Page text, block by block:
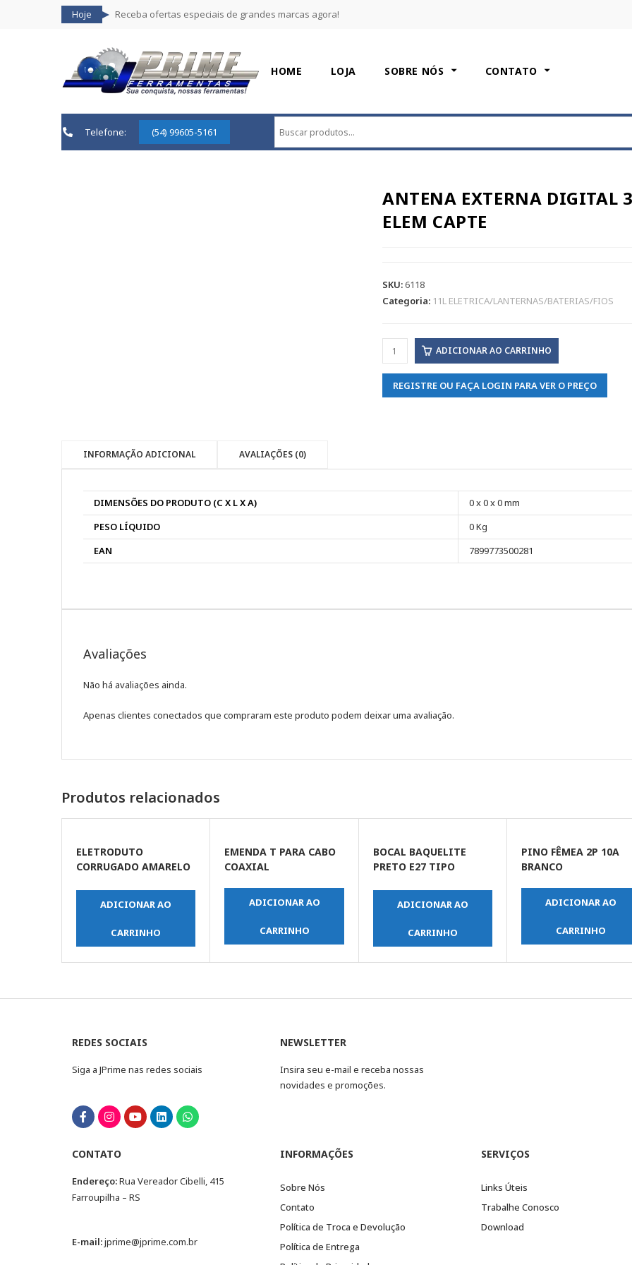
Hoje Receba ofertas especiais de grandes marcas agora!
HOME LOJA SOBRE NÓS CONTATO
Telefone: (54) 99605-5161
ANTENA EXTERNA DIGITAL
ELEM CAPTE
SKU:6118
Categoria: 11L ELETRICA/LANTERNAS/BATERIAS/FIOS
ADICIONAR AO CARRINHO
REGISTRE OU FAÇA LOGIN PARA VER O PREÇO
INFORMAÇÃO ADICIONAL AVALIAÇÕES (0)
DIMENSÕES DO PRODUTO (C X L X A)
0 x 0 x 0 mm
PESO LÍQUIDO
0 Kg
EAN
7899773500281
Avaliações
Não há avaliações ainda.
Apenas clientes conectados que compraram este produto podem deixar uma avaliação.
Produtos relacionados
ELETRODUTO
CORRUGADO AMARELO
ADICIONAR AO
CARRINHO
EMENDA T PARA CABO
COAXIAL
ADICIONAR AO
CARRINHO
BOCAL BAQUELITE
PRETO E27 TIPO
ADICIONAR AO
CARRINHO
PINO FÊMEA 2P 10A
BRANCO
ADICIONAR AO
CARRINHO
REDES SOCIAIS
Siga a JPrime nas redes sociais
NEWSLETTER
Insira seu e-mail e receba nossas
novidades e promoções.
CONTATO
Endereço:Rua Vereador Cibelli, 415
Farroupilha – RS
E-mail:jprime@jprime.com.br
INFORMAÇÕES
Sobre Nós
Contato
Política de Troca e Devolução
Política de Entrega
SERVIÇOS
Links Úteis
Trabalhe Conosco
Download